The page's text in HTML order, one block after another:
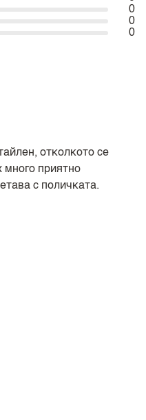
0
0
0
отколкото се
много приятно
с поличката.